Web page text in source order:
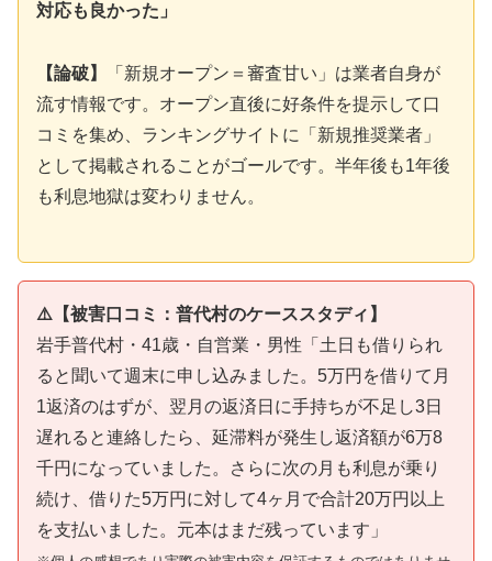
対応も良かった」
【論破】
「新規オープン＝審査甘い」は業者自身が
流す情報です。オープン直後に好条件を提示して口
コミを集め、ランキングサイトに「新規推奨業者」
として掲載されることがゴールです。半年後も1年後
も利息地獄は変わりません。
⚠️【被害口コミ：普代村のケーススタディ】
岩手普代村・41歳・自営業・男性「土日も借りられ
ると聞いて週末に申し込みました。5万円を借りて月
1返済のはずが、翌月の返済日に手持ちが不足し3日
遅れると連絡したら、延滞料が発生し返済額が6万8
千円になっていました。さらに次の月も利息が乗り
続け、借りた5万円に対して4ヶ月で合計20万円以上
を支払いました。元本はまだ残っています」